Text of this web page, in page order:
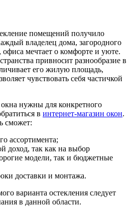
помещений получило
владелец дома, загородного
офиса мечтает о комфорте и уюте.
привносит разнообразие в
его жилую площадь,
чувствовать себя частичкой
окна нужны для конкретного
в интернет-магазин окон.
сможет:
ассортимента;
доход, так как на выбор
модели, так и бюджетные
доставки и монтажа.
варианта остекления следует
в данной области.